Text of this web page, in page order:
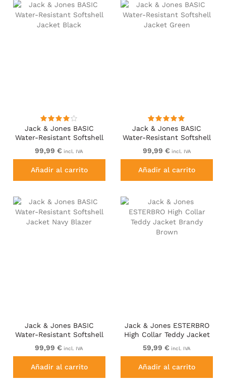
Jack & Jones BASIC
Water-Resistant Softshell
Jacket Black
99,99 € incl. IVA
Añadir al carrito
Jack & Jones BASIC
Water-Resistant Softshell
Jacket Green
99,99 € incl. IVA
Añadir al carrito
Jack & Jones BASIC
Water-Resistant Softshell
Jacket Navy Blazer
99,99 € incl. IVA
Añadir al carrito
Jack & Jones ESTERBRO
High Collar Teddy Jacket
Brandy Brown
59,99 € incl. IVA
Añadir al carrito